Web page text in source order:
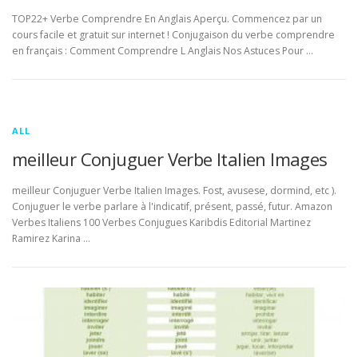
TOP22+ Verbe Comprendre En Anglais Aperçu. Commencez par un
cours facile et gratuit sur internet ! Conjugaison du verbe comprendre
en français : Comment Comprendre L Anglais Nos Astuces Pour …
ALL
meilleur Conjuguer Verbe Italien Images
meilleur Conjuguer Verbe Italien Images. Fost, avusese, dormind, etc ).
Conjuguer le verbe parlare à l'indicatif, présent, passé, futur. Amazon
Verbes Italiens 100 Verbes Conjugues Karibdis Editorial Martinez
Ramirez Karina …